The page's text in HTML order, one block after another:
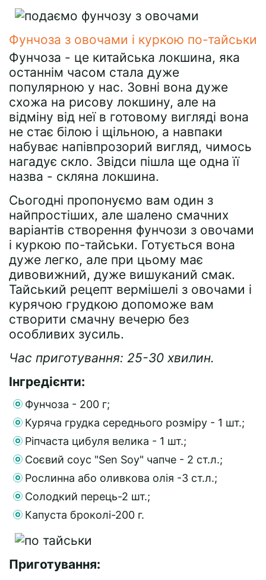
Фунчоза з овочами і куркою по-тайськи
Фунчоза - це китайська локшина, яка
останнім часом стала дуже
популярною у нас. Зовні вона дуже
схожа на рисову локшину, але на
відміну від неї в готовому вигляді вона
не стає білою і щільною, а навпаки
набуває напівпрозорий вигляд, чимось
нагадує скло. Звідси пішла ще одна її
назва - скляна локшина.
Сьогодні пропонуємо вам один з
найпростіших, але шалено смачних
варіантів створення фунчози з овочами
і куркою по-тайськи. Готується вона
дуже легко, але при цьому має
дивовижний, дуже вишуканий смак.
Тайський рецепт вермішелі з овочами і
курячою грудкою допоможе вам
створити смачну вечерю без
особливих зусиль.
Час приготування: 25-30 хвилин.
Інгредієнти:
Фунчоза - 200 г;
Куряча грудка середнього розміру - 1 шт.;
Ріпчаста цибуля велика - 1 шт.;
Соєвий соус "Sen Soy" чапче - 2 ст.л.;
Рослинна або оливкова олія -3 ст.л.;
Солодкий перець-2 шт.;
Капуста броколі-200 г.
Приготування: